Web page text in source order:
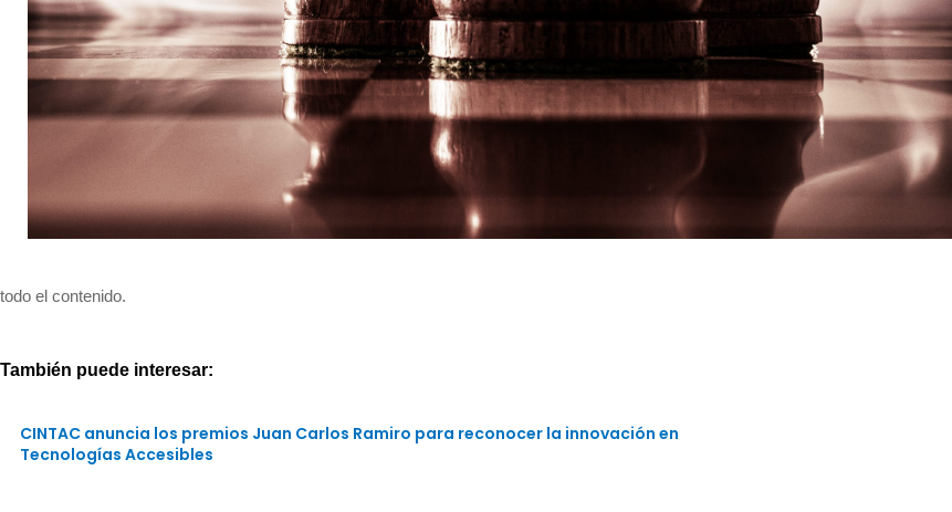
todo el contenido.
También puede interesar:
CINTAC anuncia los premios Juan Carlos Ramiro para reconocer la innovación en
Tecnologías Accesibles